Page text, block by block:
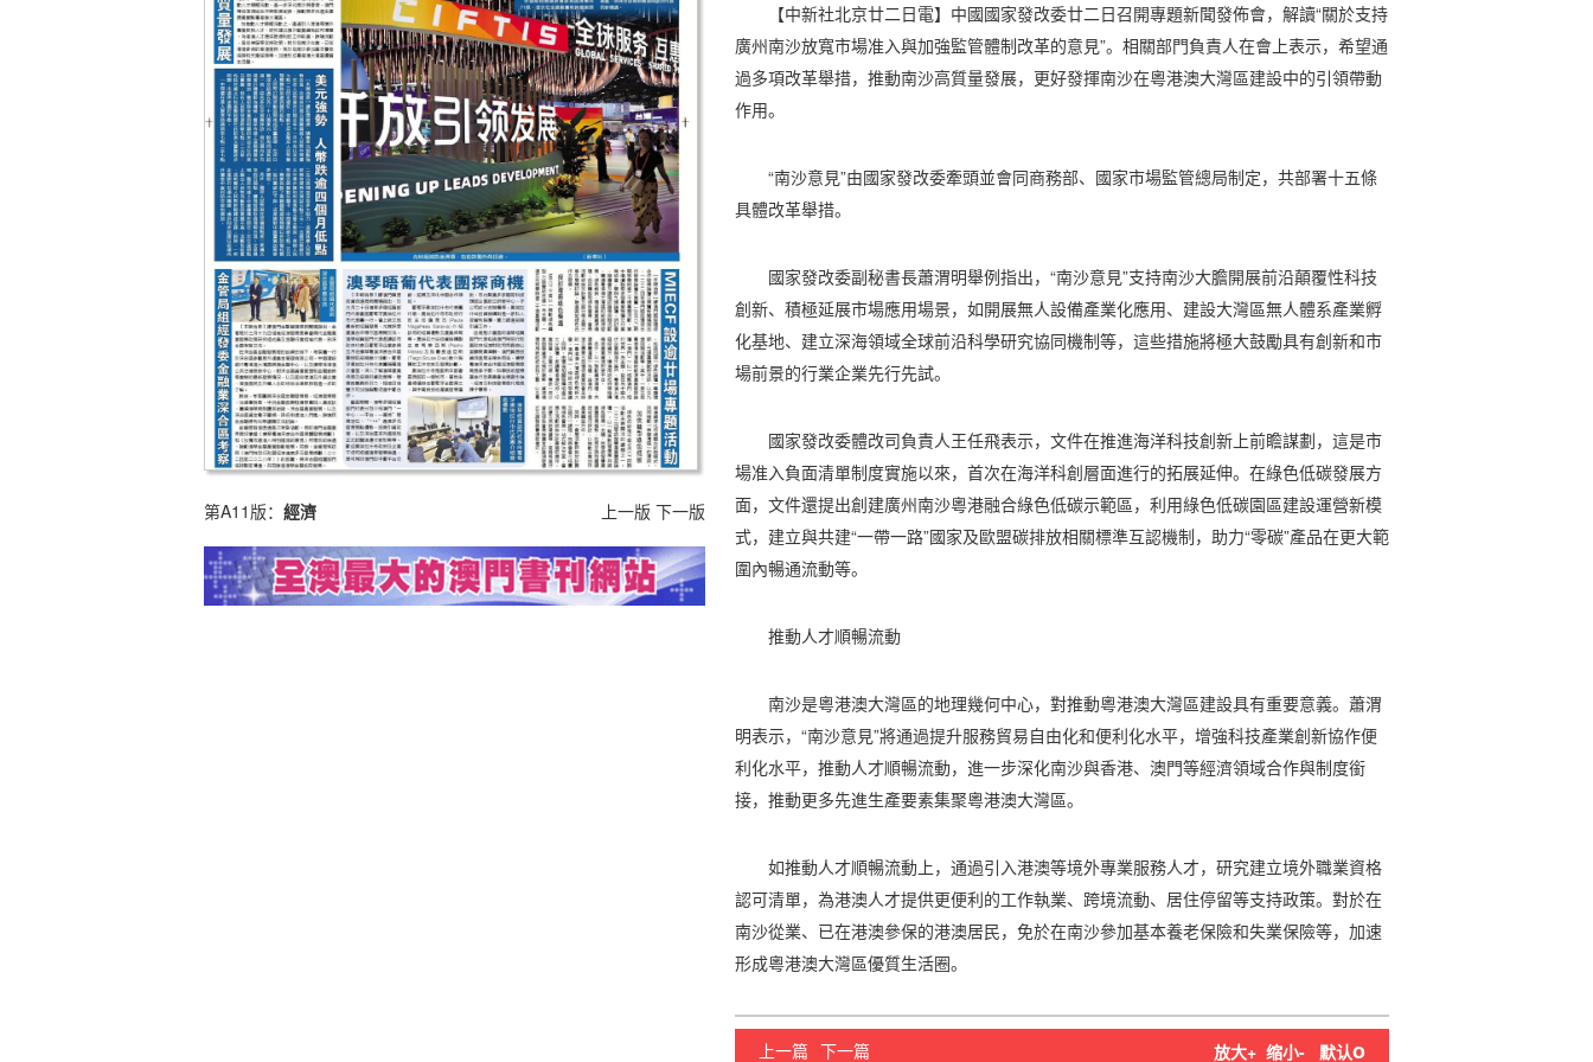
第A11版： 經濟 上一版 下一版
【中新社北京廿二日電】中國國家發改委廿二日召開專題新聞發佈會，解讀“關於支持
廣州南沙放寬市場准入與加強監管體制改革的意見”。相關部門負責人在會上表示，希望通
過多項改革舉措，推動南沙高質量發展，更好發揮南沙在粵港澳大灣區建設中的引領帶動
作用。
“南沙意見”由國家發改委牽頭並會同商務部、國家市場監管總局制定，共部署十五條
具體改革舉措。
國家發改委副秘書長蕭渭明舉例指出，“南沙意見”支持南沙大膽開展前沿顛覆性科技
創新、積極延展市場應用場景，如開展無人設備產業化應用、建設大灣區無人體系產業孵
化基地、建立深海領域全球前沿科學研究協同機制等，這些措施將極大鼓勵具有創新和市
場前景的行業企業先行先試。
國家發改委體改司負責人王任飛表示，文件在推進海洋科技創新上前瞻謀劃，這是市
場准入負面清單制度實施以來，首次在海洋科創層面進行的拓展延伸。在綠色低碳發展方
面，文件還提出創建廣州南沙粵港融合綠色低碳示範區，利用綠色低碳園區建設運營新模
式，建立與共建“一帶一路”國家及歐盟碳排放相關標準互認機制，助力“零碳”產品在更大範
圍內暢通流動等。
推動人才順暢流動
南沙是粵港澳大灣區的地理幾何中心，對推動粵港澳大灣區建設具有重要意義。蕭渭
明表示，“南沙意見”將通過提升服務貿易自由化和便利化水平，增強科技產業創新協作便
利化水平，推動人才順暢流動，進一步深化南沙與香港、澳門等經濟領域合作與制度銜
接，推動更多先進生產要素集聚粵港澳大灣區。
如推動人才順暢流動上，通過引入港澳等境外專業服務人才，研究建立境外職業資格
認可清單，為港澳人才提供更便利的工作執業、跨境流動、居住停留等支持政策。對於在
南沙從業、已在港澳參保的港澳居民，免於在南沙參加基本養老保險和失業保險等，加速
形成粵港澳大灣區優質生活圈。
上一篇 下一篇 放大+ 缩小- 默认o